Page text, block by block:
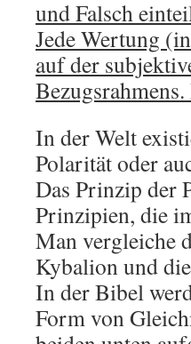
und Falsch
Jede Wertung
auf der
In der Welt
Polarität oder
Das Prinzip der
Prinzipien, die
Man vergleiche
Kybalion und
In der Bibel
Form von